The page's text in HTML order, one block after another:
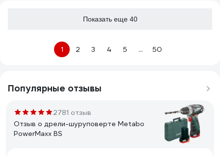
Показать еще 40
1 2 3 4 5 ... 50
Популярные отзывы
2781 отзыв
Отзыв о дрели-шуруповерте Metabo
PowerMaxx BS